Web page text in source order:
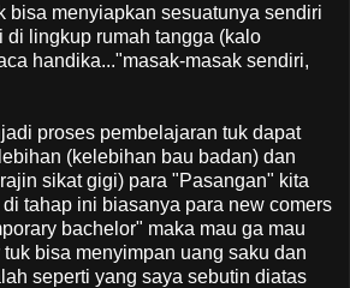
bisa menyiapkan sesuatunya sendiri
di lingkup rumah tangga (kalo
handika..."masak-masak sendiri,
proses pembelajaran tuk dapat
(kelebihan bau badan) dan
sikat gigi) para "Pasangan" kita
tahap ini biasanya para new comers
bachelor" maka mau ga mau
bisa menyimpan uang saku dan
seperti yang saya sebutin diatas